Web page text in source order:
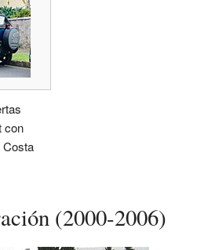
con
Costa
(2000-2006)